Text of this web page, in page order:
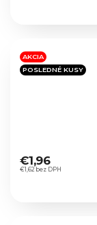
hviezdičiek.
AKCIA
POSLEDNÉ KUSY
hodnotenie
produktu
€1,62 bez DPH
€1,96